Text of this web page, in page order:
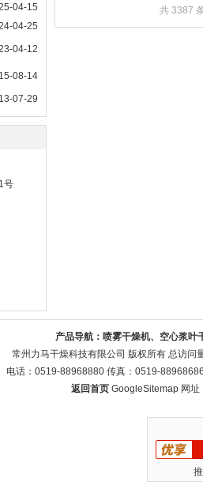
04-15
04-25
04-12
08-14
07-29
号
共 3387
产品导航： 喷雾干燥机、空心浆叶
常州力马干燥科技有限公司 版权所有 总访问
电话：0519-88968880 传真：0519-
返回首页 GoogleSitemap 网